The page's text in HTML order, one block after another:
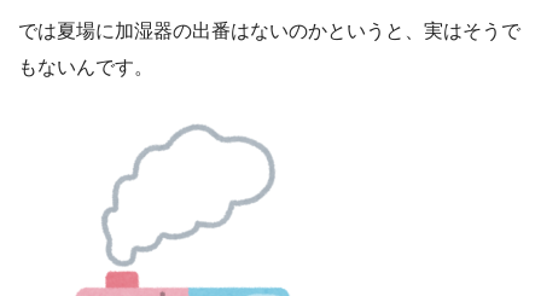
では夏場に加湿器の出番はないのかというと、実はそうで
もないんです。